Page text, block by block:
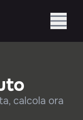
calcola ora